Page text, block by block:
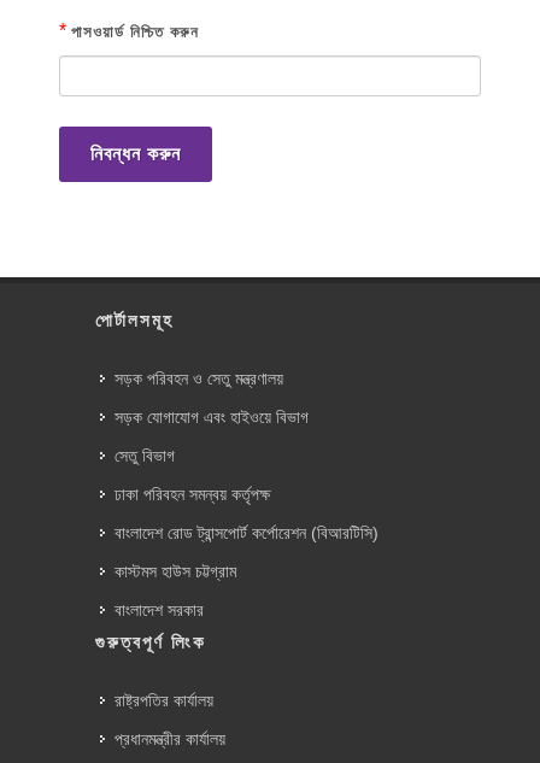
* পাসওয়ার্ড নিশ্চিত করুন
নিবন্ধন করুন
পোর্টালসমূহ
সড়ক পরিবহন ও সেতু মন্ত্রণালয়
সড়ক যোগাযোগ এবং হাইওয়ে বিভাগ
সেতু বিভাগ
ঢাকা পরিবহন সমন্বয় কর্তৃপক্ষ
বাংলাদেশ রোড ট্রান্সপোর্ট কর্পোরেশন (বিআরটিসি)
কাস্টমস হাউস চট্টগ্রাম
বাংলাদেশ সরকার
গুরুত্বপূর্ণ লিংক
রাষ্ট্রপতির কার্যালয়
প্রধানমন্ত্রীর কার্যালয়